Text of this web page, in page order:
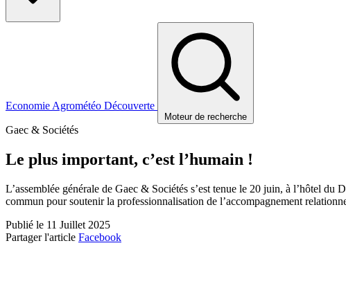
Economie Agrométéo Découverte
Moteur de recherche
Gaec & Sociétés
Le plus important, c’est l’humain !
L’assemblée générale de Gaec & Sociétés s’est tenue le 20 juin, à l’hôtel
commun pour soutenir la professionnalisation de l’accompagnement
Publié le 11 Juillet 2025
Partager l'article Facebook